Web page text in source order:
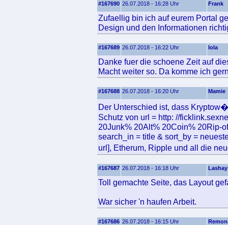
#167690 26.07.2018 - 16:28 Uhr Frank
Zufaellig bin ich auf eurem Portal
Design und den Informationen
#167689 26.07.2018 - 16:22 Uhr Iola
Danke fuer die schoene Zeit auf
Macht weiter so. Da komme ich
#167688 26.07.2018 - 16:20 Uhr Mamie
Der Unterschied ist, dass
Schutz von url = http: //
20Junk% 20Alt% 20Coin% 20Rip-
search_in = title & sort_by =
url], Etherum, Ripple und all die
#167687 26.07.2018 - 16:18 Uhr Lashay
Toll gemachte Seite, das Layout
War sicher 'n haufen Arbeit.
#167686 26.07.2018 - 16:15 Uhr